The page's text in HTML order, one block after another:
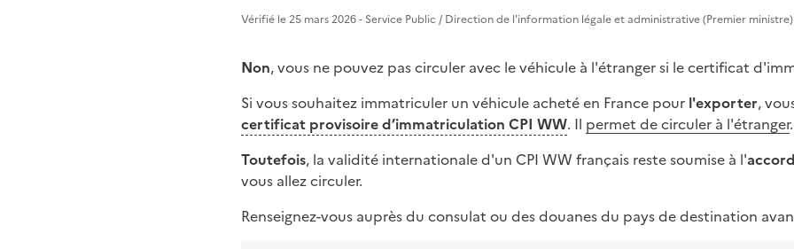
Vérifié le 25 mars 2026 - Service Public / Direction de l'information légale et administrative (Premier ministre)
Non, vous ne pouvez pas circuler avec le véhicule à l'étranger si le certificat
Si vous souhaitez immatriculer un véhicule acheté en France pour l'exporter,
certificat provisoire d’immatriculation CPI WW. Il permet de circuler à l'étranger.
Toutefois, la validité internationale d'un CPI WW français reste soumise à l'
vous allez circuler.
Renseignez-vous auprès du consulat ou des douanes du pays de destination